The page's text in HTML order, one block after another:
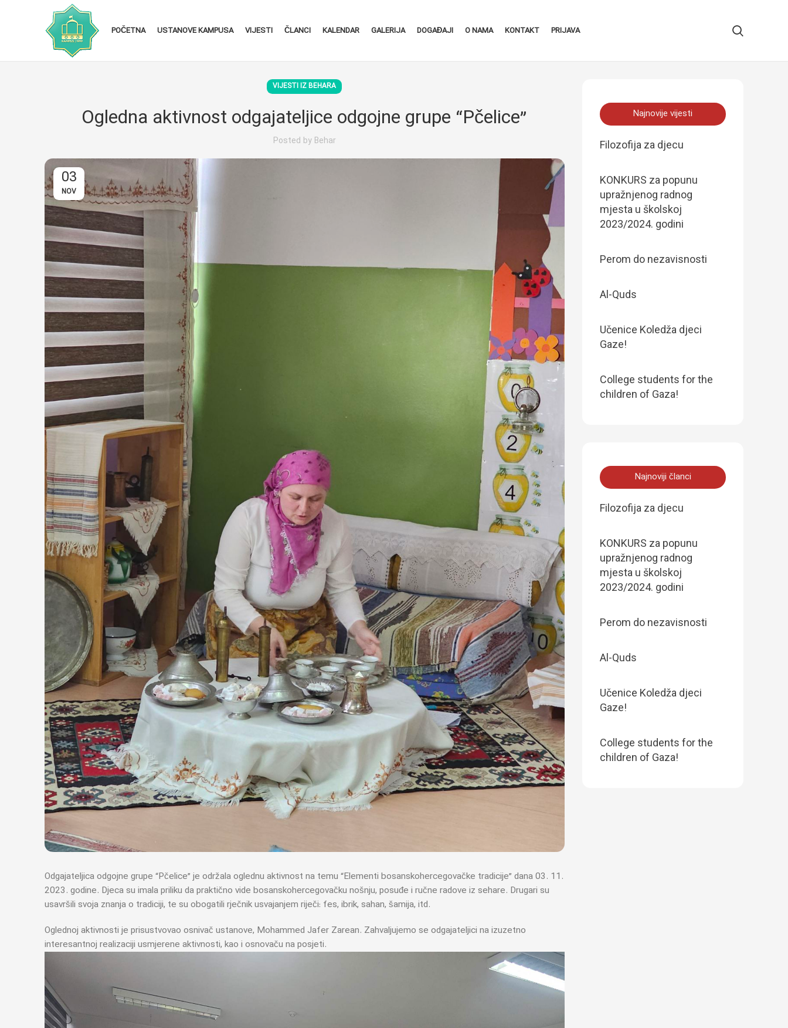
POČETNA USTANOVE KAMPUSA VIJESTI ČLANCI KALENDAR GALERIJA DOGAĐAJI O NAMA KONTAKT PRIJAVA
VIJESTI IZ BEHARA
Ogledna aktivnost odgajateljice odgojne grupe “Pčelice”
Posted by Behar
03
NOV
Odgajateljica odgojne grupe “Pčelice” je održala oglednu aktivnost na temu “Elementi bosanskohercegovačke tradicije” dana 03. 11.
2023. godine. Djeca su imala priliku da praktično vide bosanskohercegovačku nošnju, posuđe i ručne radove iz sehare. Drugari su
usavršili svoja znanja o tradiciji, te su obogatili rječnik usvajanjem riječi: fes, ibrik, sahan, šamija, itd.
Oglednoj aktivnosti je prisustvovao osnivač ustanove, Mohammed Jafer Zarean. Zahvaljujemo se odgajateljici na izuzetno
interesantnoj realizaciji usmjerene aktivnosti, kao i osnovaču na posjeti.
Najnovije vijesti
Filozofija za djecu
KONKURS za popunu
upražnjenog radnog
mjesta u školskoj
2023/2024. godini
Perom do nezavisnosti
Al-Quds
Učenice Koledža djeci
Gaze!
College students for the
children of Gaza!
Najnoviji članci
Filozofija za djecu
KONKURS za popunu
upražnjenog radnog
mjesta u školskoj
2023/2024. godini
Perom do nezavisnosti
Al-Quds
Učenice Koledža djeci
Gaze!
College students for the
children of Gaza!